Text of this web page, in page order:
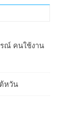
รณ์ คนใช้งาน
หวัน